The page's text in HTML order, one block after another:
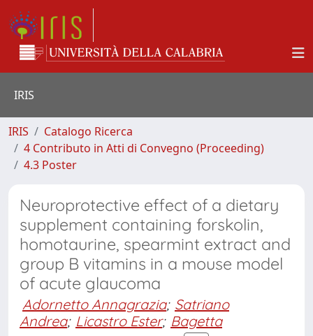
IRIS
IRIS
Catalogo Ricerca
4 Contributo in Atti di Convegno (Proceeding)
4.3 Poster
Neuroprotective effect of a dietary
supplement containing forskolin,
homotaurine, spearmint extract and
group B vitamins in a mouse model
of acute glaucoma
Adornetto Annagrazia; Satriano
Andrea; Licastro Ester; Bagetta